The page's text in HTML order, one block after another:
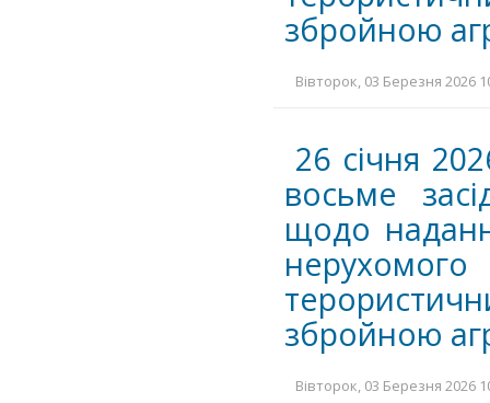
збройною
Вівторок, 03 Березня 2026
26 січня
восьме
щодо
збройною
Вівторок, 03 Березня 2026